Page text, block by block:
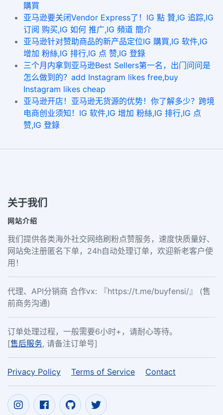
購買
亚马逊要关闭Vendor Express了！IG 點 贊,IG 追踪,IG
订阅 购买,IG 如何 推广,IG 頻道 簡介
亚马逊针对赞助商品的新产品定位IG 購買,IG 软件,IG
增加 粉絲,IG 排行,IG 点 赞,IG 登錄
三个月内拿到亚马逊Best Sellers第一名，出门问问是
怎么做到的？add Instagram likes free,buy
Instagram likes cheap
亚马逊开店！亚马逊无货源的优势！你了解多少？跨境
电商创业须知！IG 软件,IG 增加 粉絲,IG 排行,IG 点
赞,IG 登錄
关于我们
网站介绍
我们提供各类海外社交网络刷粉点赞服务，速度快质量好、
网站免注册匿名下单，24h自动处理订单，欢迎新老客户使
用！
代理、API分销商 合作vx: 『https://t.me/buyfensi/』 (售
前商务沟通)
订单处理过程，一般需要6小时+，请耐心等待。
[售后服务, 请备注订单号]
Privacy Policy Terms of Service Contact